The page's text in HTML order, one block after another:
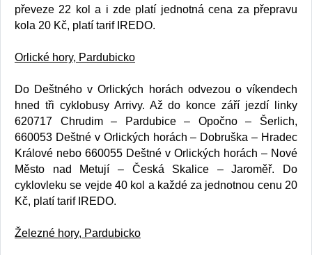
převeze 22 kol a i zde platí jednotná cena za přepravu
kola 20 Kč, platí tarif IREDO.
Orlické hory, Pardubicko
Do Deštného v Orlických horách odvezou o víkendech
hned tři cyklobusy Arrivy. Až do konce září jezdí linky
620717 Chrudim – Pardubice – Opočno – Šerlich,
660053 Deštné v Orlických horách – Dobruška – Hradec
Králové nebo 660055 Deštné v Orlických horách – Nové
Město nad Metují – Česká Skalice – Jaroměř. Do
cyklovleku se vejde 40 kol a každé za jednotnou cenu 20
Kč, platí tarif IREDO.
Železné hory, Pardubicko